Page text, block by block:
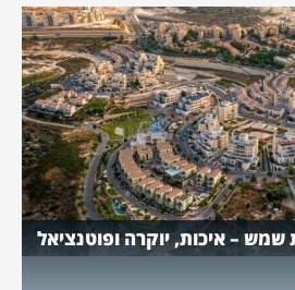
– איכות, יוקרה ופוטנציאל